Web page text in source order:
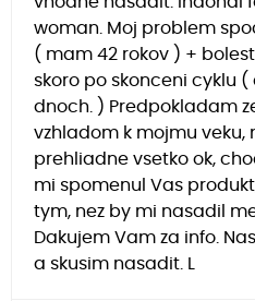
woman. Moj problem
( mam 42 rokov ) +
skoro po skonceni cyklu (
dnoch. ) Predpokladam
vzhladom k mojmu veku,
prehliadne vsetko ok,
mi spomenul Vas
tym, nez by mi nasadil
Dakujem Vam za info.
a skusim nasadit. L